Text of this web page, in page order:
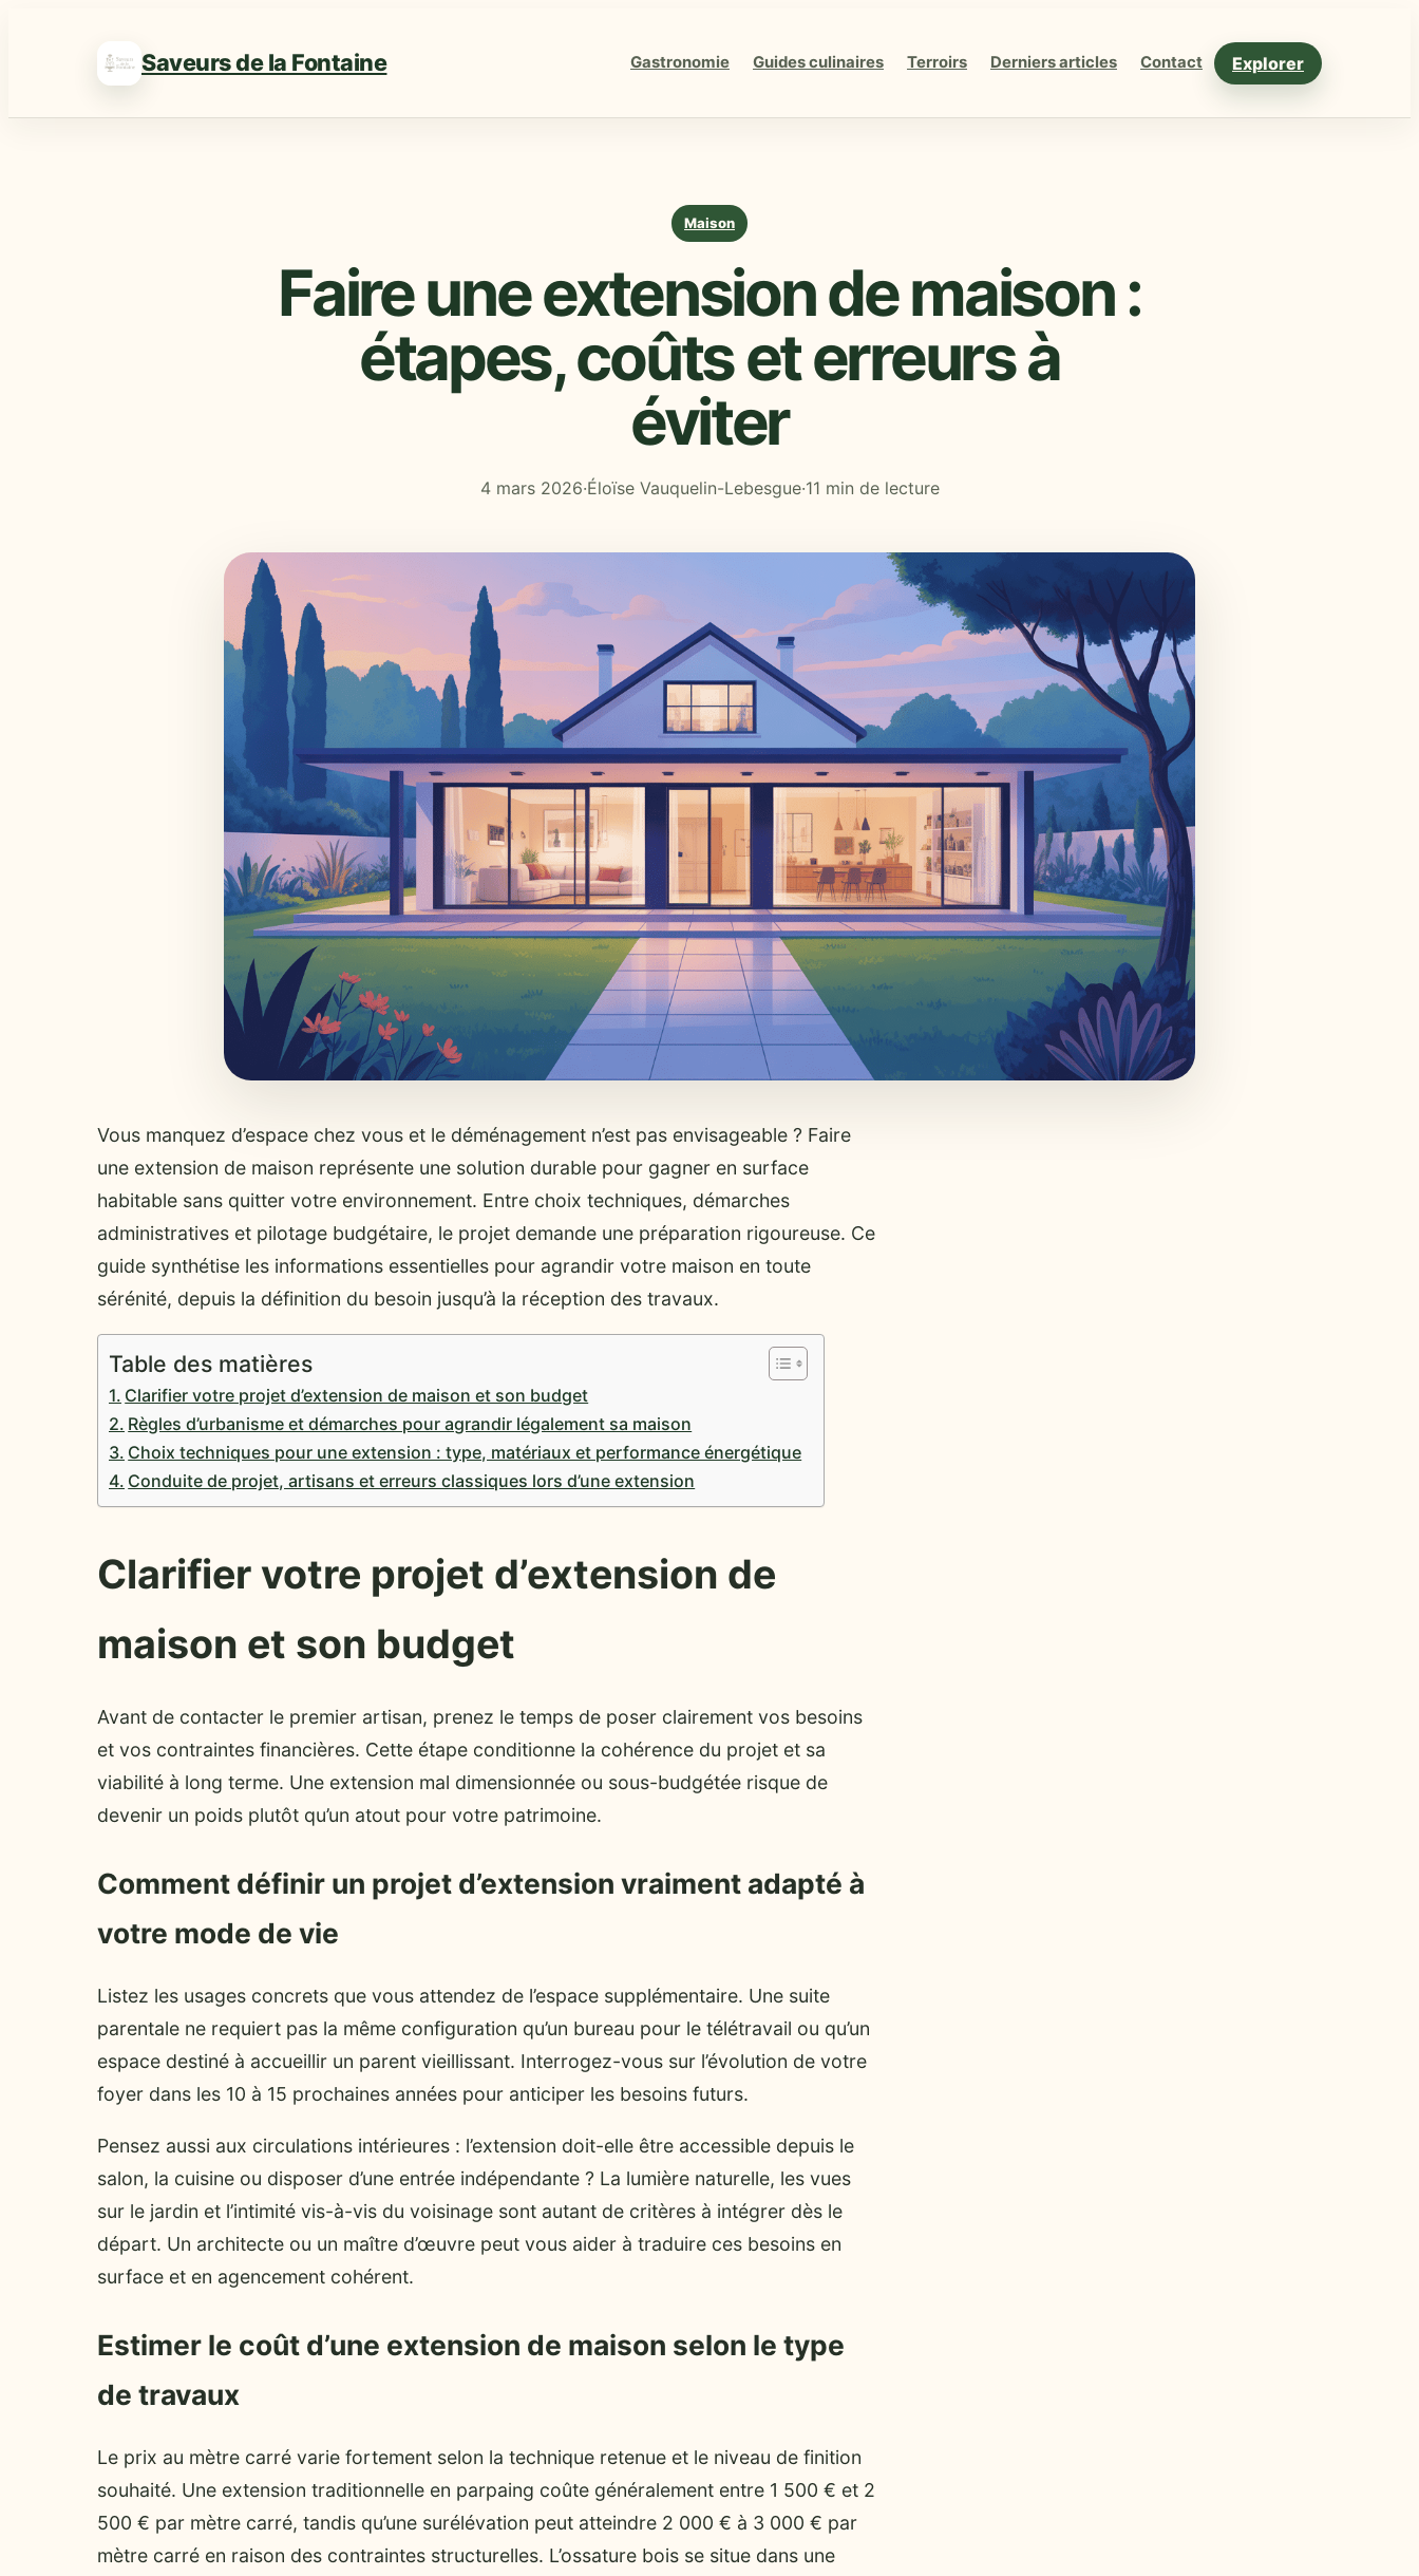
Saveurs de la Fontaine Gastronomie Guides culinaires Terroirs Derniers articles Contact Explorer
Maison
Faire une extension de maison :
étapes, coûts et erreurs à
éviter
4 mars 2026·Éloïse Vauquelin-Lebesgue·11 min de lecture
Vous manquez d’espace chez vous et le déménagement n’est pas envisageable ? Faire
une extension de maison représente une solution durable pour gagner en surface
habitable sans quitter votre environnement. Entre choix techniques, démarches
administratives et pilotage budgétaire, le projet demande une préparation rigoureuse. Ce
guide synthétise les informations essentielles pour agrandir votre maison en toute
sérénité, depuis la définition du besoin jusqu’à la réception des travaux.
Table des matières
Clarifier votre projet d’extension de maison et son budget
Règles d’urbanisme et démarches pour agrandir légalement sa maison
Choix techniques pour une extension : type, matériaux et performance énergétique
Conduite de projet, artisans et erreurs classiques lors d’une extension
Clarifier votre projet d’extension de
maison et son budget
Avant de contacter le premier artisan, prenez le temps de poser clairement vos besoins
et vos contraintes financières. Cette étape conditionne la cohérence du projet et sa
viabilité à long terme. Une extension mal dimensionnée ou sous-budgétée risque de
devenir un poids plutôt qu’un atout pour votre patrimoine.
Comment définir un projet d’extension vraiment adapté à
votre mode de vie
Listez les usages concrets que vous attendez de l’espace supplémentaire. Une suite
parentale ne requiert pas la même configuration qu’un bureau pour le télétravail ou qu’un
espace destiné à accueillir un parent vieillissant. Interrogez-vous sur l’évolution de votre
foyer dans les 10 à 15 prochaines années pour anticiper les besoins futurs.
Pensez aussi aux circulations intérieures : l’extension doit-elle être accessible depuis le
salon, la cuisine ou disposer d’une entrée indépendante ? La lumière naturelle, les vues
sur le jardin et l’intimité vis-à-vis du voisinage sont autant de critères à intégrer dès le
départ. Un architecte ou un maître d’œuvre peut vous aider à traduire ces besoins en
surface et en agencement cohérent.
Estimer le coût d’une extension de maison selon le type
de travaux
Le prix au mètre carré varie fortement selon la technique retenue et le niveau de finition
souhaité. Une extension traditionnelle en parpaing coûte généralement entre 1 500 € et 2
500 € par mètre carré, tandis qu’une surélévation peut atteindre 2 000 € à 3 000 € par
mètre carré en raison des contraintes structurelles. L’ossature bois se situe dans une